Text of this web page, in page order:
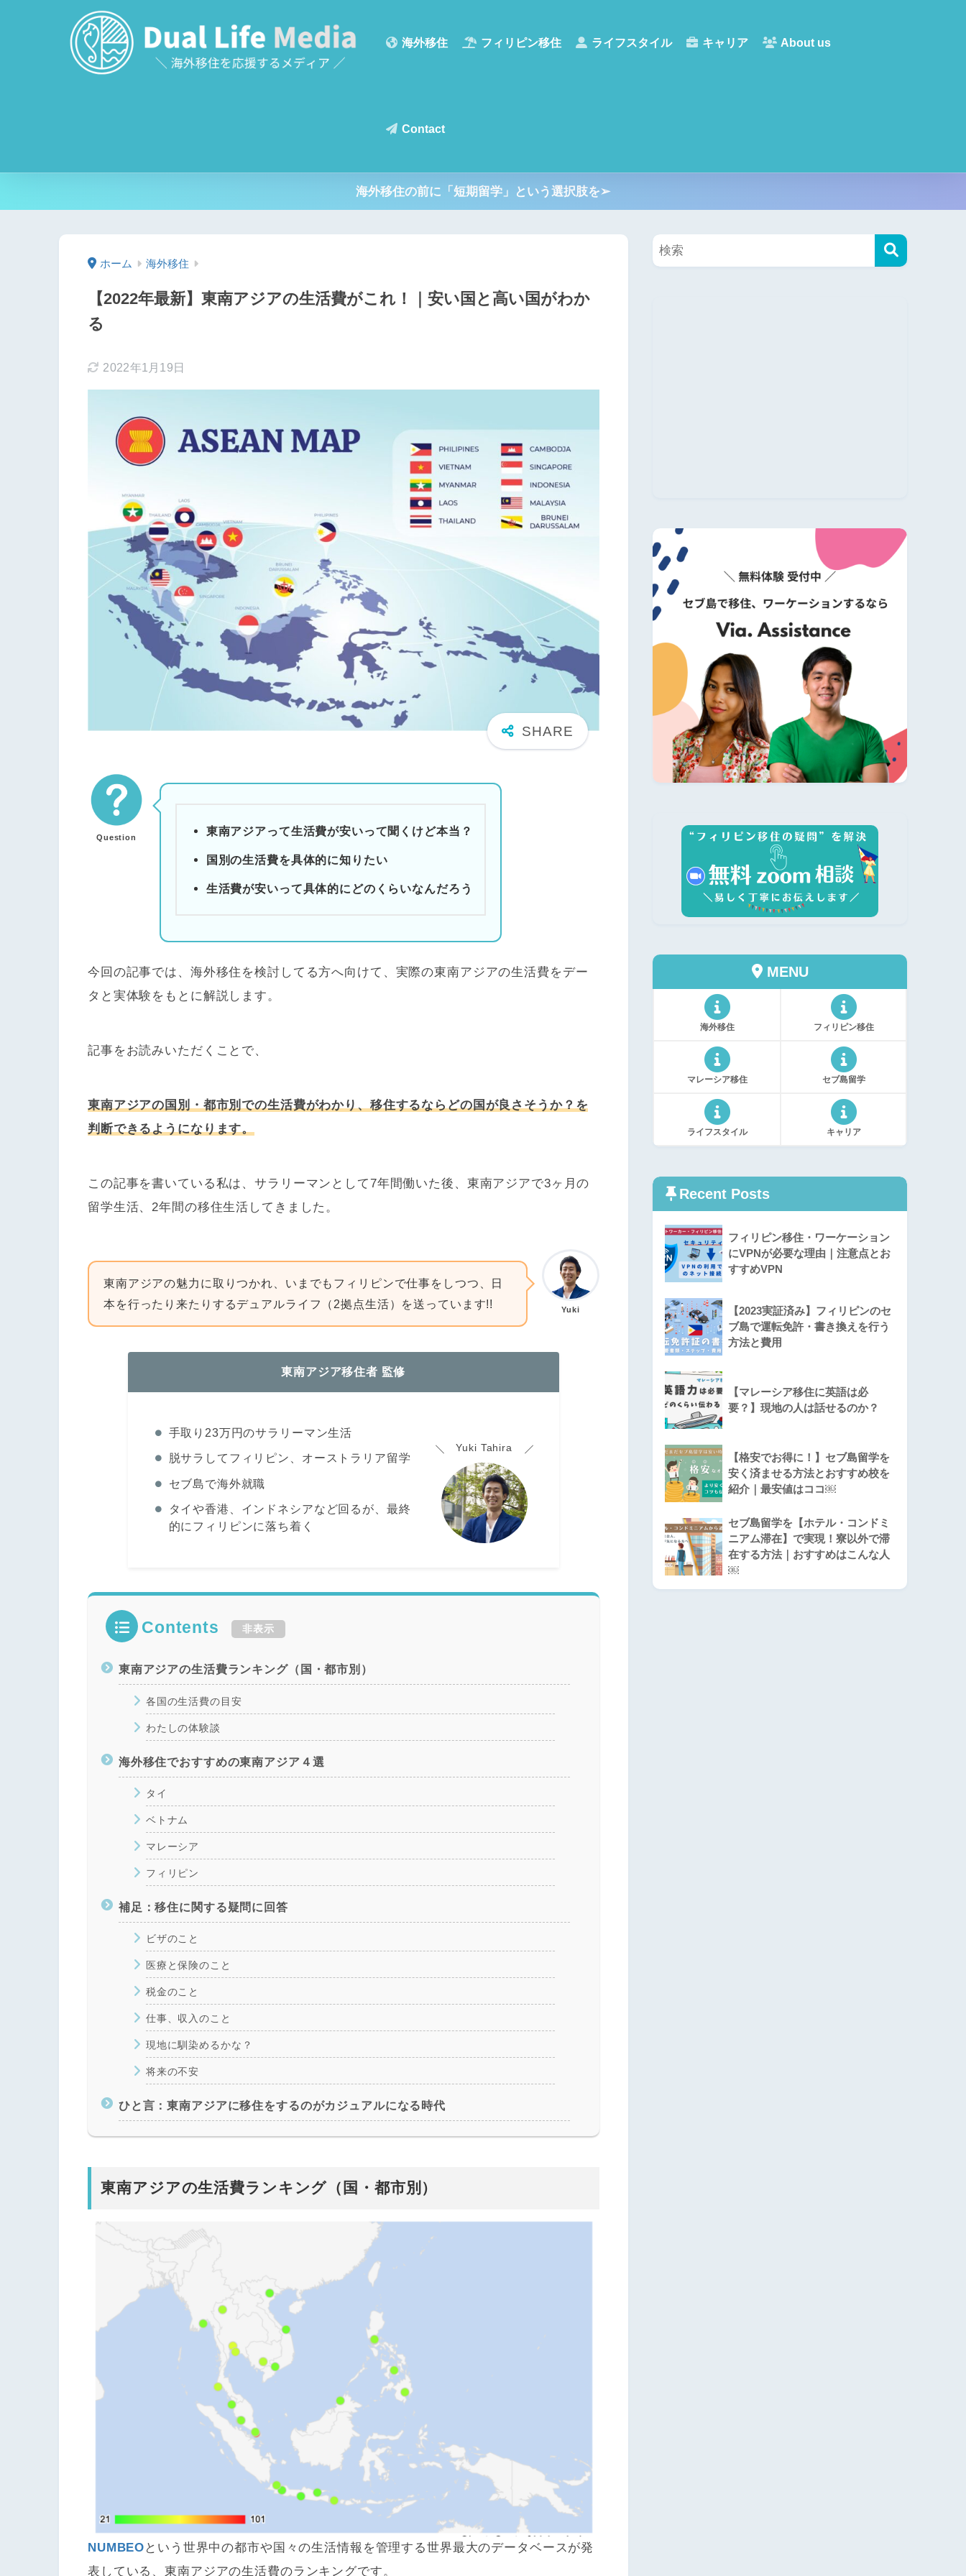
海外移住 フィリピン移住 ライフスタイル キャリア About us
Contact
海外移住の前に「短期留学」という選択肢を➢
ホーム 海外移住
【2022年最新】東南アジアの生活費がこれ！｜安い国と高い国がわか
る
2022年1月19日
Question 東南アジアって生活費が安いって聞くけど本当？
国別の生活費を具体的に知りたい
生活費が安いって具体的にどのくらいなんだろう
今回の記事では、海外移住を検討してる方へ向けて、実際の東南アジアの生活費をデー
タと実体験をもとに解説します。
記事をお読みいただくことで、
東南アジアの国別・都市別での生活費がわかり、移住するならどの国が良さそうか？を
判断できるようになります。
この記事を書いている私は、サラリーマンとして7年間働いた後、東南アジアで3ヶ月の
留学生活、2年間の移住生活してきました。
Yuki
東南アジアの魅力に取りつかれ、いまでもフィリピンで仕事をしつつ、日
本を行ったり来たりするデュアルライフ（2拠点生活）を送っています!!
東南アジア移住者 監修
手取り23万円のサラリーマン生活
脱サラしてフィリピン、オーストラリア留学
セブ島で海外就職
タイや香港、インドネシアなど回るが、最終
的にフィリピンに落ち着く
Yuki Tahira
Contents 非表示
東南アジアの生活費ランキング（国・都市別）
各国の生活費の目安
わたしの体験談
海外移住でおすすめの東南アジア４選
タイ
ベトナム
マレーシア
フィリピン
補足：移住に関する疑問に回答
ビザのこと
医療と保険のこと
税金のこと
仕事、収入のこと
現地に馴染めるかな？
将来の不安
ひと言：東南アジアに移住をするのがカジュアルになる時代
東南アジアの生活費ランキング（国・都市別）
NUMBEO という世界中の都市や国々の生活情報を管理する世界最大のデータベースが発
表している、東南アジアの生活費のランキングです。
MENU
海外移住 フィリピン移住
マレーシア移住 セブ島留学
ライフスタイル キャリア
Recent Posts
フィリピン移住・ワーケーション
にVPNが必要な理由｜注意点とお
すすめVPN
【2023実証済み】フィリピンのセ
ブ島で運転免許・書き換えを行う
方法と費用
【マレーシア移住に英語は必
要？】現地の人は話せるのか？
【格安でお得に！】セブ島留学を
安く済ませる方法とおすすめ校を
紹介｜最安値はココ￼
セブ島留学を【ホテル・コンドミ
ニアム滞在】で実現！寮以外で滞
在する方法｜おすすめはこんな人
￼